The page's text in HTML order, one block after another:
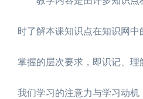
时了解本课知识点在知识网
掌握的层次要求，即识记、
我们学习的注意力与学习动